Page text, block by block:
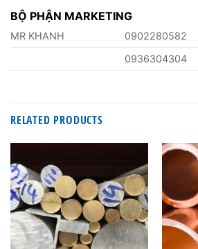
BỘ PHẬN MARKETING
MR KHANH 0902280582
0936304304
RELATED PRODUCTS